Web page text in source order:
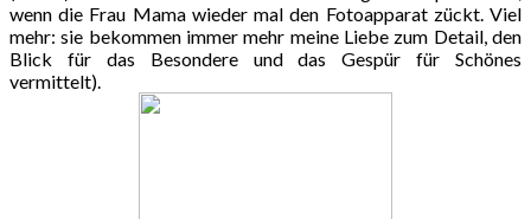
wenn die Frau Mama wieder mal den Fotoapparat zückt. Viel
mehr: sie bekommen immer mehr meine Liebe zum Detail, den
Blick für das Besondere und das Gespür für Schönes
vermittelt).